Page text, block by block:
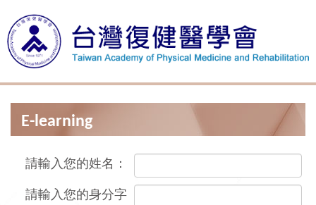
E-learning
請輸入您的姓名：
請輸入您的身分字